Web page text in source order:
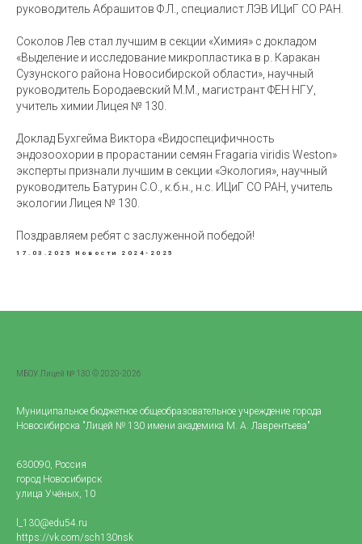
руководитель Абрашитов Ф.Л., специалист ЛЭВ ИЦиГ СО РАН.
Соколов Лев стал лучшим в секции «Химия» с докладом
«Выделение и исследование микропластика в р. Каракан
Сузунского района Новосибирской области», научный
руководитель Бородаевский М.М., магистрант ФЕН НГУ,
учитель химии Лицея № 130.
Доклад Бухгейма Виктора «Видоспецифичность
эндозоохории в прорастании семян Fragaria viridis Weston»
эксперты признали лучшим в секции «Экология», научный
руководитель Батурин С.О., к.б.н., н.с. ИЦиГ СО РАН, учитель
экологии Лицея № 130.
Поздравляем ребят с заслуженной победой!
17.03.2025 Новости 2024-2025
МБОУ Лицей № 130 © 2020-2026
Муниципальное бюджетное общеобразовательное учреждение города
Новосибирска "Лицей № 130 имени академика М. А. Лаврентьева"
630090, Россия
город Новосибирск
улица Учёных, 10
l_130@edu54.ru
https://vk.com/sch130nsk